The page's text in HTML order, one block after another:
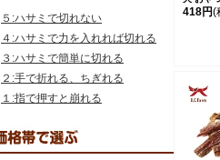
５:ハサミで切れない
４:ハサミで力を入れれば切れる
３:ハサミで簡単に切れる
２:手で折れる、ちぎれる
１:指で押すと崩れる
418円(